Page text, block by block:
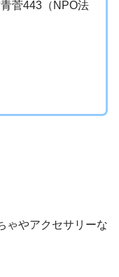
菅443（NPO法
ゃやアクセサリーな